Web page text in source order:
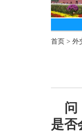
首页 > 外
问
是否